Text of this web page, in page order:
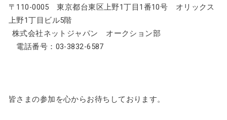
〒110-0005 東京都台東区上野1丁目1番10号 オリックス
上野1丁目ビル5階
株式会社ネットジャパン オークション部
電話番号：03-3832-6587
皆さまの参加を心からお待ちしております。